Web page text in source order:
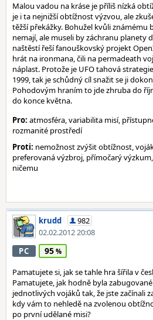
Malou vadou na kráse je příliš nízká
je i ta nejnižší obtížnost výzvou, ale
těžší překážky. Bohužel kvůli známému
nemají, ale museli by záchranu planety
naštěstí řeší fanouškovský projekt
hrát na ironmana, čili na permadeath
náplast. Protože je UFO tahová
1999, tak je schůdný cíl snažit se ji
Pohodovým hraním to jde zhruba do
do konce května.
Pro: atmosféra, variabilita misí,
rozmanité prostředí
Proti: nemožnost zvýšit obtížnost,
preferovaná výzbroj, přímočarý
ničemu
krudd
982
02.02.2012 20:08
PC 95
Pamatujete si, jak se tahle hra šířila v
Pamatujete, jak hodně byla
jednotlivých vojáků tak, že jste začínali
kdy vám to nehledě na zvolenou
po první udělané misi?